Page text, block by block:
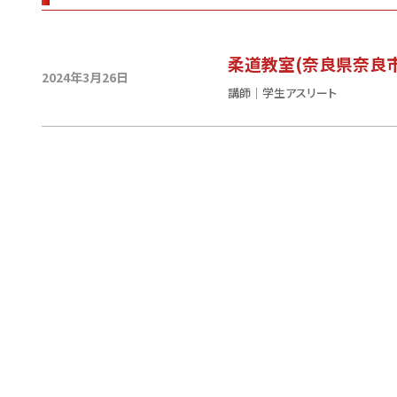
2024年3月26日
柔道教室(奈良県奈良
講師｜学生アスリート